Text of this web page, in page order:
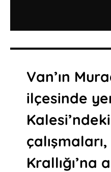
Van’ın
ilçesinde
Krallığı’na